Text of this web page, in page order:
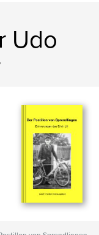
Udo